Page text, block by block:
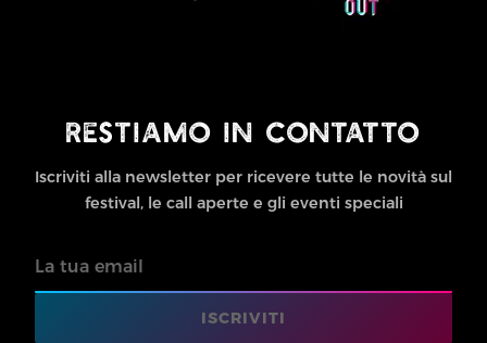
RESTIAMO IN CONTATTO
Iscriviti alla newsletter per ricevere tutte le novità sul
festival, le call aperte e gli eventi speciali
Email
ISCRIVITI